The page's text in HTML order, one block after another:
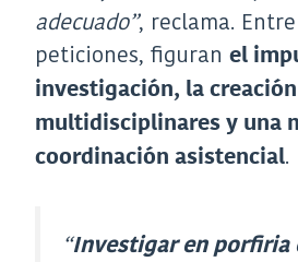
adecuado”, reclama.
peticiones, figuran el
investigación, la
multidisciplinares y una
coordinación asistencial.
“Investigar en porfiria